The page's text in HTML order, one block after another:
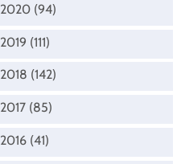
2020 (94)
2019 (111)
2018 (142)
2017 (85)
2016 (41)